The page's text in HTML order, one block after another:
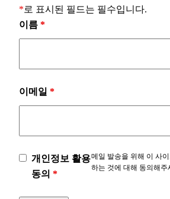
*로 표시된 필드는 필수입니다.
이름 *
이메일 *
개인정보 활용
동의*
메일 발송을 위해 이 사
하는 것에 대해 동의해주